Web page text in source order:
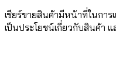
เชียร์ขายสินค้ามีหน้าที่ในกา
เป็นประโยชน์เกี่ยวกับสินค้า